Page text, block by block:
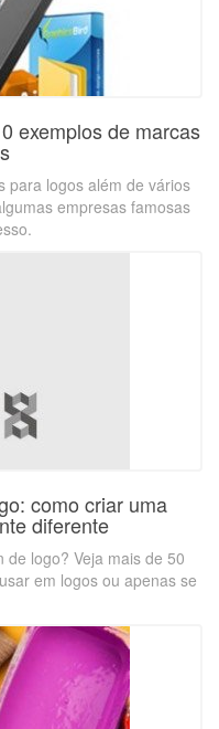
exemplos de marcas
para logos além de vários
empresas famosas
como criar uma
diferente
logo? Veja mais de 50
em logos ou apenas se